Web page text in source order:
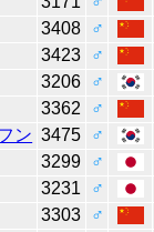
3408
♂
3423
♂
3206
♂
3362
♂
ン 3475
♂
3299
♂
3231
♂
3303
♂